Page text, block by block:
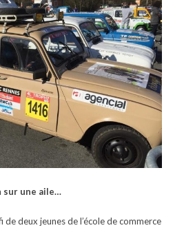
sur une aile…
deux jeunes de l’école de commerce